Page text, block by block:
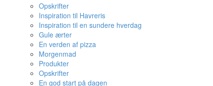
Opskrifter
Inspiration til Havreris
Inspiration til en sundere hverdag
Gule ærter
En verden af pizza
Morgenmad
Produkter
Opskrifter
En god start på dagen